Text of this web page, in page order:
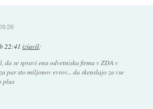
22:41 izjavil:
da se spravi ena odvetniska firma v ZDA v
par sto miljonov evrov... da skenslajo za vse
plus